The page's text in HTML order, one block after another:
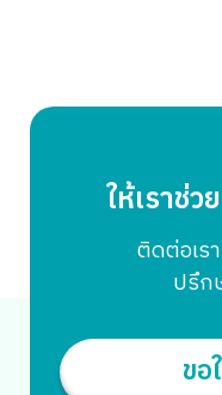
ให้เราช่
ติดต่อเร
ปรึก
ขอ